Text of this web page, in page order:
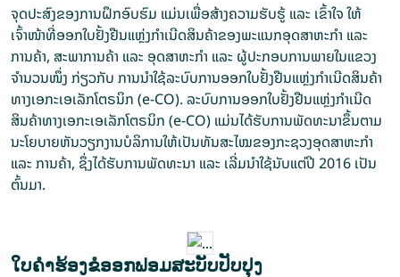
ຈຸດປະສົງຂອງການຝຶກອົບຮົມ ແມ່ນເພື່ອສ້າງຄວາມຮັບຮູ້ ແລະ ເຂົ້າໃຈ ໃຫ້
ເຈົ້າໜ້າທີ່ອອກໃບຢັ້ງຢືນແຫຼ່ງກຳເນີດສິນຄ້າຂອງພະແນກອຸດສາຫະກຳ ແລະ
ການຄ້າ, ສະພາການຄ້າ ແລະ ອຸດສາຫະກໍາ ແລະ ຜູ້ປະກອບການພາຍໃນແຂວງ
ຈຳນວນໜຶ່ງ ກ່ຽວກັບ ການນໍາໃຊ້ລະບົບການອອກໃບຢັ້ງຢືນແຫຼ່ງກໍາເນີດສິນຄ້າ
ທາງເອກະເອເລັກໂຕຣນິກ (e-CO). ລະບົບການອອກໃບຢັ້ງຢືນແຫຼ່ງກໍາເນີດ
ສິນຄ້າທາງເອກະເອເລັກໂຕຣນິກ (e-CO) ແມ່ນໄດ້ຮັບການພັດທະນາຂຶ້ນຕາມ
ນະໂຍບາຍຫັນວຽກງານບໍລິການໃຫ້ເປັນທັນສະໄໝຂອງກະຊວງອຸດສາຫະກຳ
ແລະ ການຄ້າ, ຊຶ່ງໄດ້ຮັບການພັດທະນາ ແລະ ເລີ່ມນຳໃຊ້ນັບແຕ່ປີ 2016 ເປັນ
ຕົ້ນມາ.
ໃບຄໍາຮ້ອງຂໍອອກຟອມສະບັບປັບປຸງ